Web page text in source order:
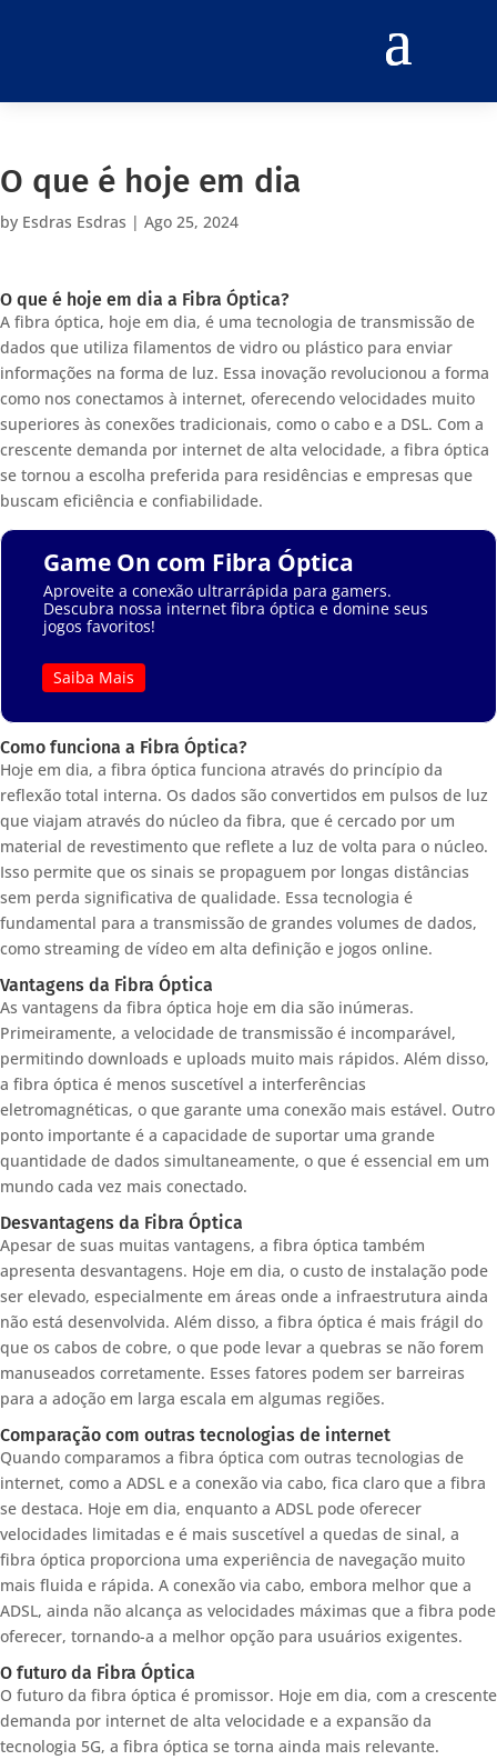
O que é hoje em dia
by Esdras Esdras | Ago 25, 2024
O que é hoje em dia a Fibra Óptica?
A fibra óptica, hoje em dia, é uma tecnologia de transmissão de
dados que utiliza filamentos de vidro ou plástico para enviar
informações na forma de luz. Essa inovação revolucionou a forma
como nos conectamos à internet, oferecendo velocidades muito
superiores às conexões tradicionais, como o cabo e a DSL. Com a
crescente demanda por internet de alta velocidade, a fibra óptica
se tornou a escolha preferida para residências e empresas que
buscam eficiência e confiabilidade.
Game On com Fibra Óptica
Aproveite a conexão ultrarrápida para gamers.
Descubra nossa internet fibra óptica e domine seus
jogos favoritos!
Saiba Mais
Como funciona a Fibra Óptica?
Hoje em dia, a fibra óptica funciona através do princípio da
reflexão total interna. Os dados são convertidos em pulsos de luz
que viajam através do núcleo da fibra, que é cercado por um
material de revestimento que reflete a luz de volta para o núcleo.
Isso permite que os sinais se propaguem por longas distâncias
sem perda significativa de qualidade. Essa tecnologia é
fundamental para a transmissão de grandes volumes de dados,
como streaming de vídeo em alta definição e jogos online.
Vantagens da Fibra Óptica
As vantagens da fibra óptica hoje em dia são inúmeras.
Primeiramente, a velocidade de transmissão é incomparável,
permitindo downloads e uploads muito mais rápidos. Além disso,
a fibra óptica é menos suscetível a interferências
eletromagnéticas, o que garante uma conexão mais estável. Outro
ponto importante é a capacidade de suportar uma grande
quantidade de dados simultaneamente, o que é essencial em um
mundo cada vez mais conectado.
Desvantagens da Fibra Óptica
Apesar de suas muitas vantagens, a fibra óptica também
apresenta desvantagens. Hoje em dia, o custo de instalação pode
ser elevado, especialmente em áreas onde a infraestrutura ainda
não está desenvolvida. Além disso, a fibra óptica é mais frágil do
que os cabos de cobre, o que pode levar a quebras se não forem
manuseados corretamente. Esses fatores podem ser barreiras
para a adoção em larga escala em algumas regiões.
Comparação com outras tecnologias de internet
Quando comparamos a fibra óptica com outras tecnologias de
internet, como a ADSL e a conexão via cabo, fica claro que a fibra
se destaca. Hoje em dia, enquanto a ADSL pode oferecer
velocidades limitadas e é mais suscetível a quedas de sinal, a
fibra óptica proporciona uma experiência de navegação muito
mais fluida e rápida. A conexão via cabo, embora melhor que a
ADSL, ainda não alcança as velocidades máximas que a fibra pode
oferecer, tornando-a a melhor opção para usuários exigentes.
O futuro da Fibra Óptica
O futuro da fibra óptica é promissor. Hoje em dia, com a crescente
demanda por internet de alta velocidade e a expansão da
tecnologia 5G, a fibra óptica se torna ainda mais relevante.